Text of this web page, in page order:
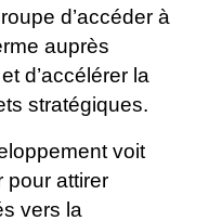
d’accéder à
auprès
d’accélérer la
stratégiques.
voit
pour attirer
vers la